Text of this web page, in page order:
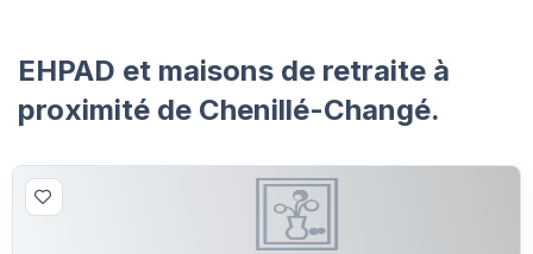
EHPAD et maisons de retraite à
proximité de Chenillé-Changé.